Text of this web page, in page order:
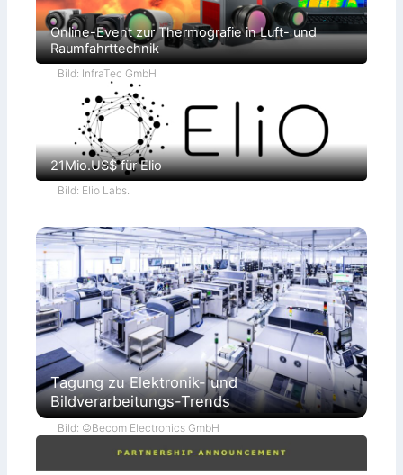
Online-Event zur Thermografie in Luft- und
Raumfahrttechnik
Bild: InfraTec GmbH
21Mio.US$ für Elio
Bild: Elio Labs.
Tagung zu Elektronik- und
Bildverarbeitungs-Trends
Bild: ©Becom Electronics GmbH